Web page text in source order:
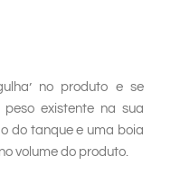
no produto e se
existente na sua
do tanque e uma boia
volume do produto.